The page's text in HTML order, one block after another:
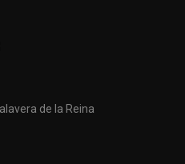
de la Reina